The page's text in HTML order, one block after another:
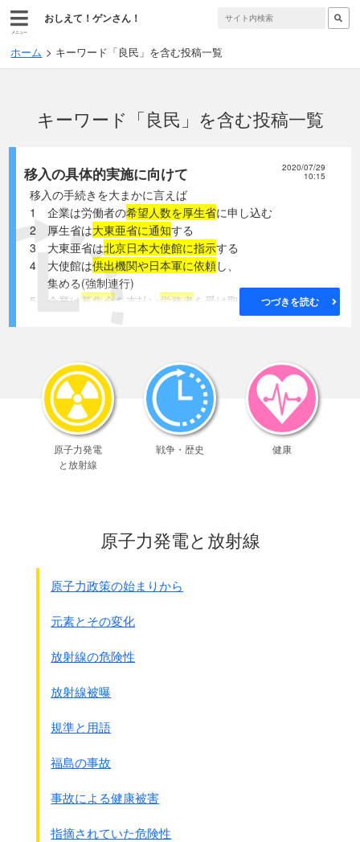
メニュー
おしえて！ゲンさん！
ホーム キーワード「良民」を含む投稿一覧
キーワード「良民」を含む投稿一覧
移入の具体的実施に向けて 2020/07/29
10:15
移入の手続きを大まかに言えば
1 企業は労働者の希望人数を厚生省に申し込む
2 厚生省は大東亜省に通知する
3 大東亜省は北京日本大使館に指示する
4 大使館は供出機関や日本軍に依頼し、
集める(強制連行)
5 企業は募集金を支払い労務者を受け取り、
昭和17年11月、閣議決定の後に
企画院第三部は｢華北労働事情調査団｣を組織します。
その時に希望者リストが準備されたました。
●調査団の人員
7官庁から各1名
☆民間側統制会
石炭・鉱山・鉄鋼・土木等
☆企業（20名）
炭鉱－北海道、他
華北労工協会、新民会、日本大使館労務課、
注：新民会は1937年に出来た啓蒙思想団体、
☆華北の労働力不足に加え、
つづきを読む
原子力発電
と放射線
戦争・歴史 健康
原子力発電と放射線
原子力政策の始まりから
元素とその変化
放射線の危険性
放射線被曝
規準と用語
福島の事故
事故による健康被害
指摘されていた危険性